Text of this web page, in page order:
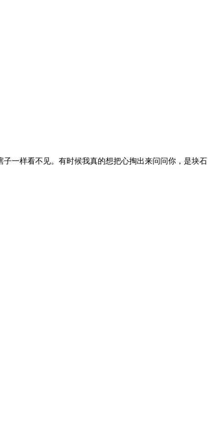
一样看不见。有时候我真的想把心掏出来问问你，是块石